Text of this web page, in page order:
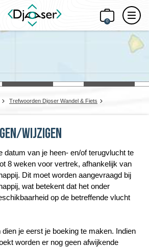
0
Trefwoorden Djoser Wandel & Fiets
wijzigen
datum van je heen- en/of terugvlucht te
8 weken voor vertrek, afhankelijk van
Dit moet worden aangevraagd bij
wat betekent dat het onder
op de betreffende vlucht
je eerst je boeking te maken. Indien
worden er nog geen afwijkende